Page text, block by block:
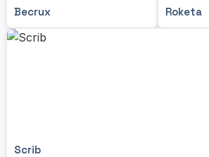
Becrux Roketa
Scrib